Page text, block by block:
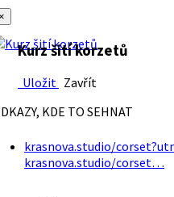
Kurz šití korzetů
Uložit Zavřít
KDE TO SEHNAT
krasnova.studio/
krasnova.studio/corset…